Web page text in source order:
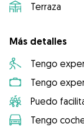
Terraza
Más detalles
Tengo
Tengo
Puedo
Tengo